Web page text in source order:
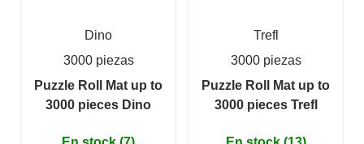
Dino
3000 piezas
Puzzle Roll Mat up to
3000 pieces Dino
Trefl
3000 piezas
Puzzle Roll Mat up to
3000 pieces Trefl